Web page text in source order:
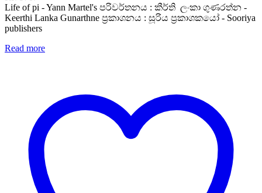
Life of pi - Yann Martel's පරිවර්තනය : කීර්ති ලංකා ගුණරත්න -
Keerthi Lanka Gunarthne ප්‍රකාශනය : සූරිය ප්‍රකාශකයෝ - Sooriya
publishers
Read more